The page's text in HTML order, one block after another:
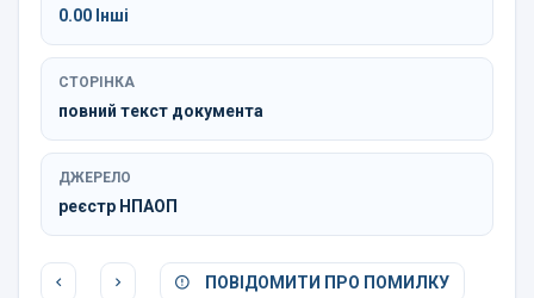
0.00 Інші
СТОРІНКА
повний текст документа
ДЖЕРЕЛО
реєстр НПАОП
ПОВІДОМИТИ ПРО ПОМИЛКУ